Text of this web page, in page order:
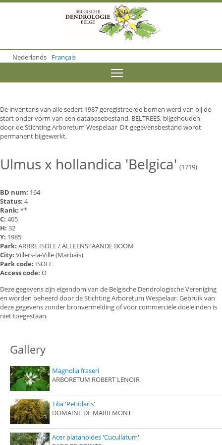
o
m
o
n
t
e
n
Nederlands Français
De inventaris van alle sedert 1987 geregistreerde bomen werd van bij de
start onder vorm van een databasebestand, BELTREES, bijgehouden
door de Stichting Arboretum Wespelaar Dit gegevensbestand wordt
permanent bijgewerkt.
Ulmus x hollandica 'Belgica' (1719)
BD num: 164
Status: 4
Rank: **
C: 405
H: 32
Y: 1985
Park: ARBRE ISOLE / ALLEENSTAANDE BOOM
City: Villers-la-Ville (Marbais)
Park code: ISOLE
Access code: O
Deze gegevens zijn eigendom van de Belgische Dendrologische Vereniging
en worden beheerd door de Stichting Arboretum Wespelaar. Gebruik van
deze gegevens zonder bronvermelding of voor commerciële doeleinden is
niet toegestaan.
Gallery
Magnolia fraseri
ARBORETUM ROBERT LENOIR
Tilia 'Petiolaris'
DOMAINE DE MARIEMONT
Acer platanoides 'Cucullatum'